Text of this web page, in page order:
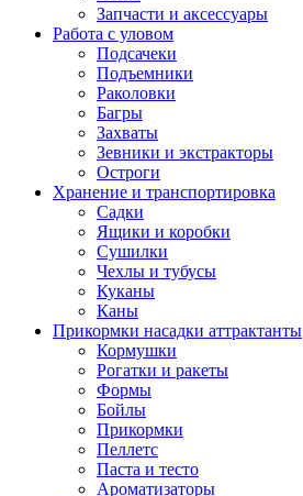
Запчасти и аксессуары
Работа с уловом
Подсачеки
Подъемники
Раколовки
Багры
Захваты
Зевники и экстракторы
Остроги
Хранение и транспортировка
Садки
Ящики и коробки
Сушилки
Чехлы и тубусы
Куканы
Каны
Прикормки насадки аттрактанты
Кормушки
Рогатки и ракеты
Формы
Бойлы
Прикормки
Пеллетс
Паста и тесто
Ароматизаторы